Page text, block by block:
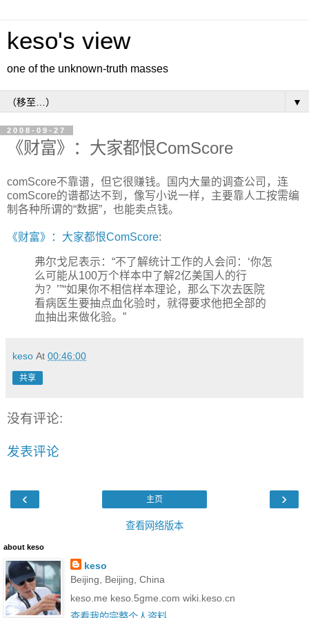
keso's view
one of the unknown-truth masses
▼
2008-09-27
《财富》：大家都恨ComScore
comScore不靠谱，但它很赚钱。国内大量的调查公司，连
comScore的谱都达不到，像写小说一样，主要靠人工按需编
制各种所谓的“数据”，也能卖点钱。
《财富》：大家都恨ComScore:
弗尔戈尼表示：“不了解统计工作的人会问：‘你怎
么可能从100万个样本中了解2亿美国人的行
为？’”“如果你不相信样本理论，那么下次去医院
看病医生要抽点血化验时，就得要求他把全部的
血抽出来做化验。”
keso At 00:46:00
共享
没有评论:
发表评论
‹ ›
主页
查看网络版本
about keso
keso
Beijing, Beijing, China
keso.me keso.5gme.com wiki.keso.cn